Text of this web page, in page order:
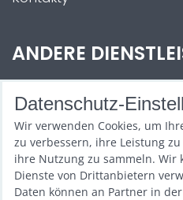
ANDERE
Zábava na Vaši akci
Půjčovna
Promotéři
Kurzy a setkání
Datenschutz-
Wir verwenden Cookies, um
zu verbessern, ihre Leistung
ihre Nutzung zu sammeln. Wir
Dienste von Drittanbietern
Daten können an Partner in